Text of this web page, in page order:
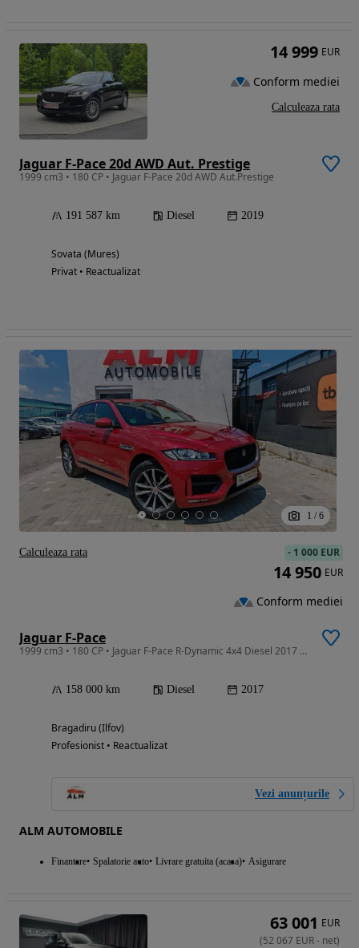
Jaguar F-Pace 20d AWD Aut. Prestige
1999 cm3 • 180 CP • Jaguar F-Pace 20d AWD Aut.Prestige
191 587 km Diesel 2019
Sovata (Mures)
Privat • Reactualizat
14 999 EUR
Conform mediei
Calculeaza rata
1 / 6
Jaguar F-Pace
1999 cm3 • 180 CP • Jaguar F-Pace R-Dynamic 4x4 Diesel 2017 - Rate / Credit / Garantie
158 000 km Diesel 2017
Bragadiru (Ilfov)
Profesionist • Reactualizat
Vezi anunțurile
ALM AUTOMOBILE
Finantare Spalatorie auto Livrare gratuita (acasa) Asigurare
- 1 000 EUR
14 950 EUR
Conform mediei
Calculeaza rata
63 001 EUR
(52 067 EUR- net)